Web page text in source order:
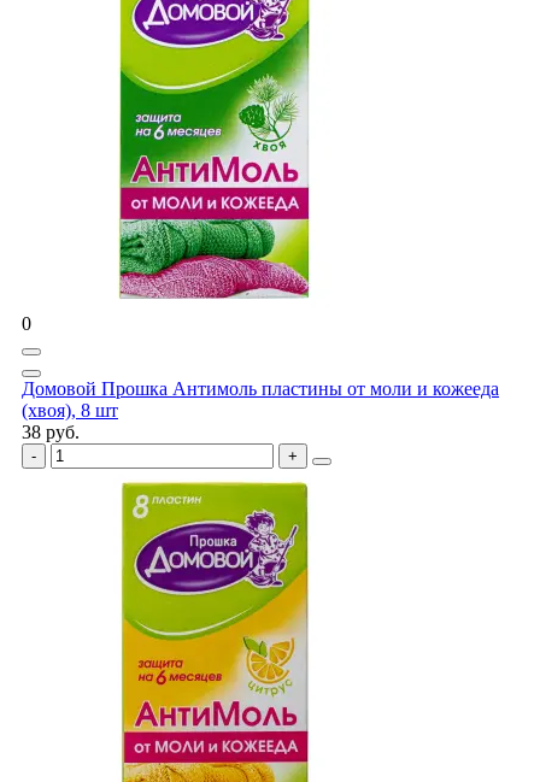
0
Домовой Прошка Антимоль пластины от моли и кожееда
(хвоя), 8 шт
38 руб.